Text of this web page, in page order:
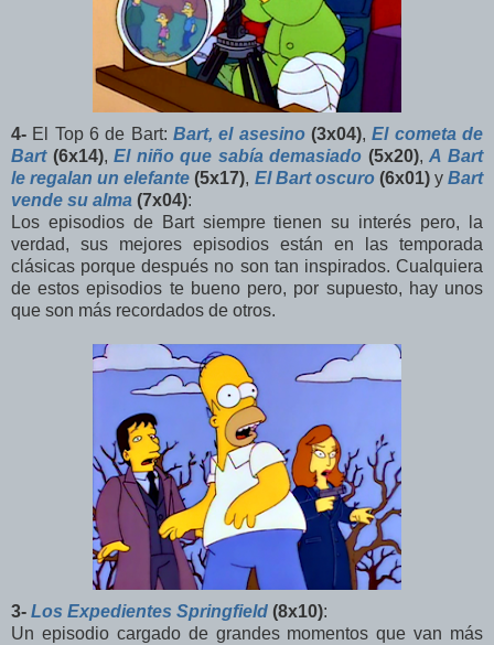
4- El Top 6 de Bart: Bart, el asesino(3x04),El cometa de
Bart(6x14),El niño que sabía demasiado (5x20),A Bart
le regalan un elefante (5x17), El Bart oscuro(6x01)yBart
vende su alma (7x04):
Los episodios de Bart siempre tienen su interés pero, la
verdad, sus mejores episodios están en las temporada
clásicas porque después no son tan inspirados. Cualquiera
de estos episodios te bueno pero, por supuesto, hay unos
que son más recordados de otros.
3- Los Expedientes Springfield (8x10):
Un episodio cargado de grandes momentos que van más